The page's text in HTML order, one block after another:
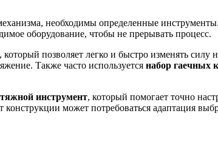
необходимы определенные инструменты.
оборудование, чтобы не прерывать процесс.
, который позволяет легко и быстро изменять
Также часто используется набор гаечных
инструмент, который помогает точно
может потребоваться адаптация